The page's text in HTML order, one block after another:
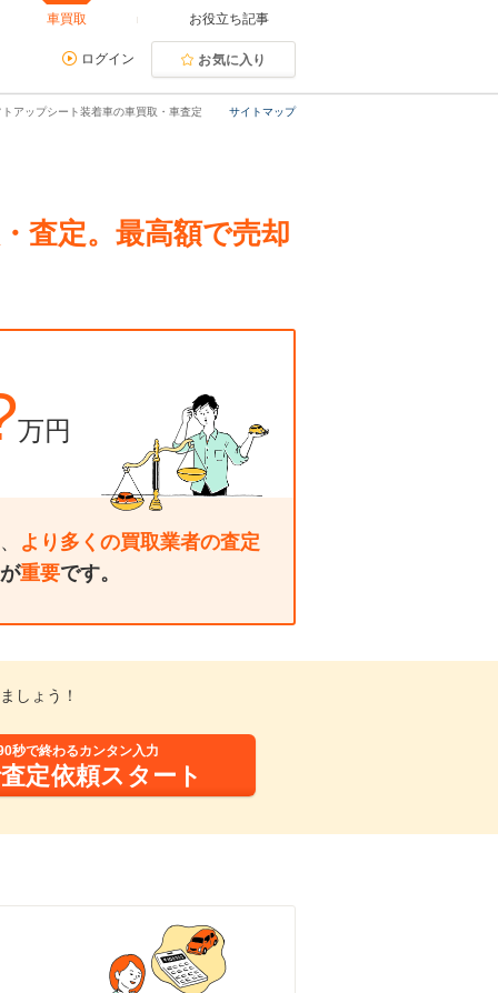
車買取 お役立ち記事
ログイン お気に入り
サイトマップ
アップシート装着車の車買取・車査定
査定。最高額で売却
万円
より多くの買取業者の査定
重要です。
しょう！
秒で終わるカンタン入力
定依頼スタート